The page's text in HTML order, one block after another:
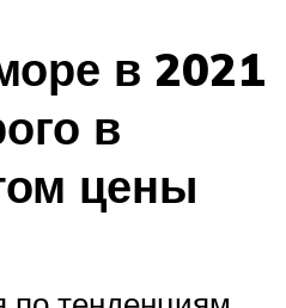
в 2021
в
цены